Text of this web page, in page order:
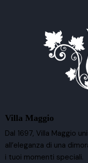
Villa Maggio
Dal 1697, Villa Maggio
all’eleganza di una
i tuoi momenti speciali.